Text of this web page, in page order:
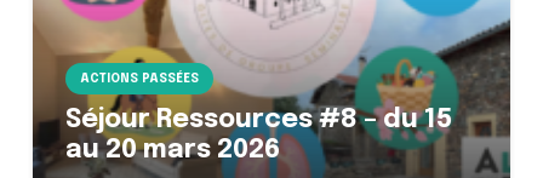
ACTIONS PASSÉES
Séjour Ressources #8 – du 15
au 20 mars 2026